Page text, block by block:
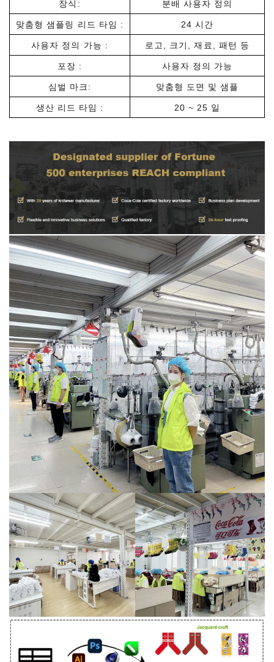
장식: 분배 사용자 정의
맞춤형 샘플링 리드 타임 : 24 시간
사용자 정의 가능 : 로고, 크기, 재료, 패턴 등
포장 : 사용자 정의 가능
심벌 마크: 맞춤형 도면 및 샘플
생산 리드 타임 : 20 ~ 25 일